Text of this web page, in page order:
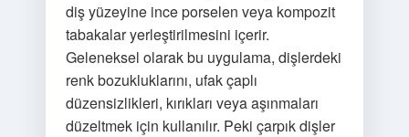
diş yüzeyine ince porselen veya kompozit
tabakalar yerleştirilmesini içerir.
Geleneksel olarak bu uygulama, dişlerdeki
renk bozukluklarını, ufak çaplı
düzensizlikleri, kırıkları veya aşınmaları
düzeltmek için kullanılır. Peki çarpık dişler